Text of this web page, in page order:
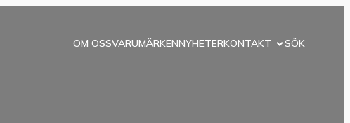
OM OSSVARUMÄRKENNYHETERKONTAKT SÖK